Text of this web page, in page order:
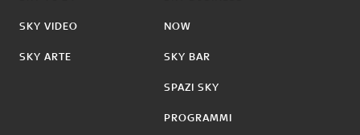
SKY VIDEO
SKY ARTE
NOW
SKY BAR
SPAZI SKY
PROGRAMMI